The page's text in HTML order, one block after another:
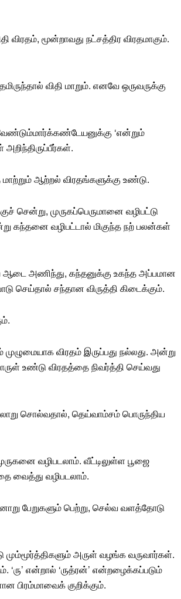
மூன்றாவது நட்சத்திர விரதமாகும்.
விதி மாறும். எனவே ஒருவருக்கு
வேண்டும்மார்க்கண்டேயனுக்கு ‘என்றும்
ஆற்றல் விரதங்களுக்கு உண்டு.
சென்று, முருகப்பெருமானை வழிபட்டு
கந்தனை வழிபட்டால் மிகுந்த நற் பலன்கள்
ஆடை அணிந்து, கந்தனுக்கு உகந்த அப்பமான
செய்தால் சந்தான விருத்தி கிடைக்கும்.
விரதம் இருப்பது நல்லது. அன்று
உண்டு விரதத்தை நிவர்த்தி செய்வது
சொல்வதால், தெய்வாம்சம் பொருந்திய
வழிபடலாம். வீட்டிலுள்ள பூஜை
வைத்து வழிபடலாம்.
பேறுகளும் பெற்று, செல்வ வளத்தோடு
அருள் வழங்க வருவார்கள்.
‘ரு’ என்றால் ‘ருத்ரன்’ என்றழைக்கப்படும்
பிரம்மாவைக் குறிக்கும்.